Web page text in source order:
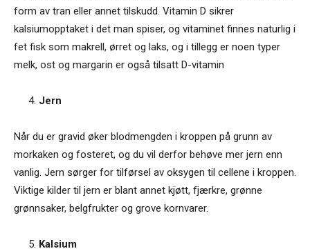
form av tran eller annet tilskudd. Vitamin D sikrer
kalsiumopptaket i det man spiser, og vitaminet finnes naturlig i
fet fisk som makrell, ørret og laks, og i tillegg er noen typer
melk, ost og margarin er også tilsatt D-vitamin
Jern
Når du er gravid øker blodmengden i kroppen på grunn av
morkaken og fosteret, og du vil derfor behøve mer jern enn
vanlig. Jern sørger for tilførsel av oksygen til cellene i kroppen.
Viktige kilder til jern er blant annet kjøtt, fjærkre, grønne
grønnsaker, belgfrukter og grove kornvarer.
Kalsium